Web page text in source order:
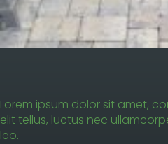
Lorem ipsum dolor sit amet,
elit tellus, luctus nec
leo.